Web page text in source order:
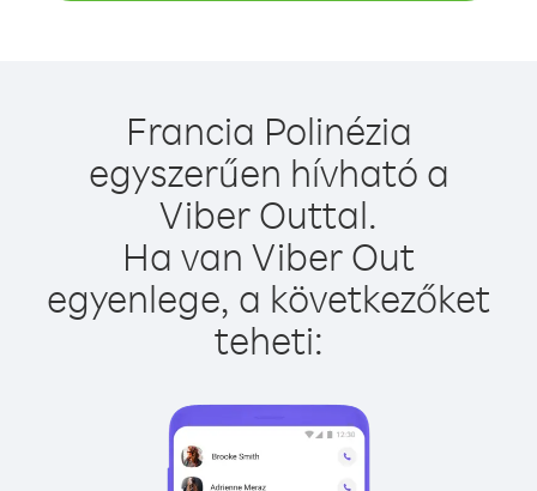
Francia Polinézia
egyszerűen hívható a
Viber Outtal.
Ha van Viber Out
egyenlege, a következőket
teheti: